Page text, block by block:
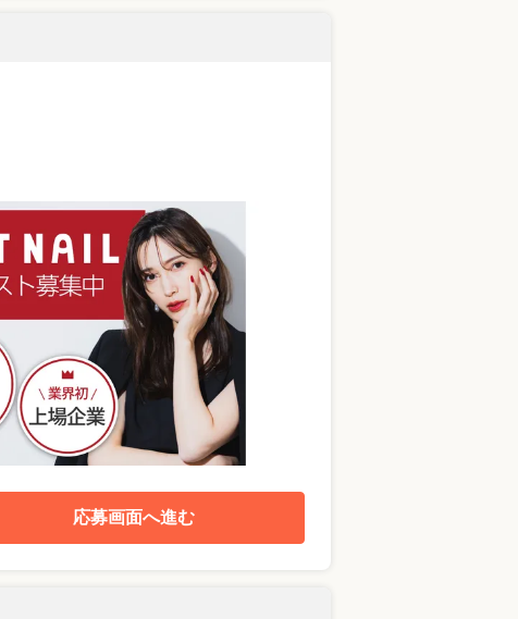
応募画面へ進む